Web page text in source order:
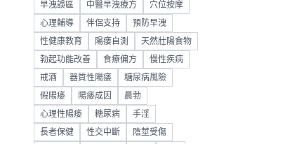
早洩誤區 中醫早洩療方 穴位按摩
心理輔導 伴侶支持 預防早洩
性健康教育 陽痿自測 天然壯陽食物
勃起功能改善 食療偏方 慢性疾病
戒酒 器質性陽痿 糖尿病風險
假陽痿 陽痿成因 晨勃
心理性陽痿 糖尿病 手淫
長者保健 性交中斷 陰莖受傷